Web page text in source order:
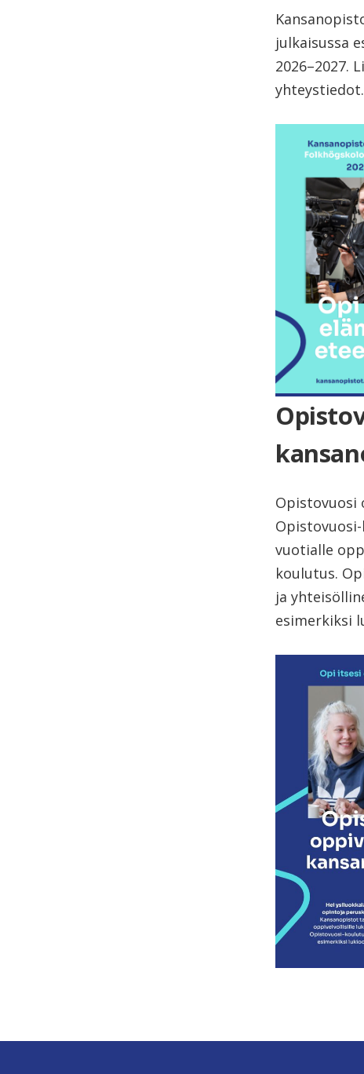
julkaisussa
2026–2027.
yhteystiedot.
Opistovuosi
vuotialle
koulutus.
ja
esimerkiksi